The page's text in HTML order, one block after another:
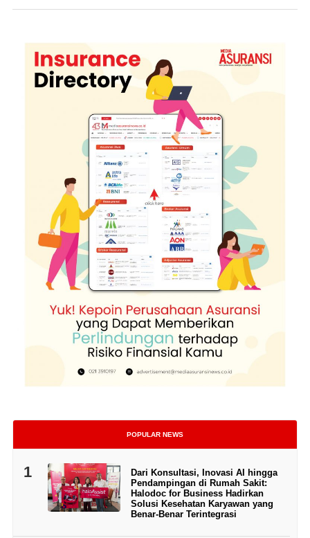
POPULAR NEWS
1
Dari Konsultasi, Inovasi AI hingga
Pendampingan di Rumah Sakit:
Halodoc for Business Hadirkan
Solusi Kesehatan Karyawan yang
Benar-Benar Terintegrasi